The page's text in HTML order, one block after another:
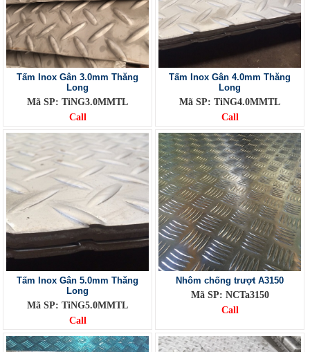
Tấm Inox Gân 3.0mm Thăng
Long
Mã SP: TiNG3.0MMTL
Call
Tấm Inox Gân 4.0mm Thăng
Long
Mã SP: TiNG4.0MMTL
Call
Tấm Inox Gân 5.0mm Thăng
Long
Mã SP: TiNG5.0MMTL
Call
Nhôm chống trượt A3150
Mã SP: NCTa3150
Call